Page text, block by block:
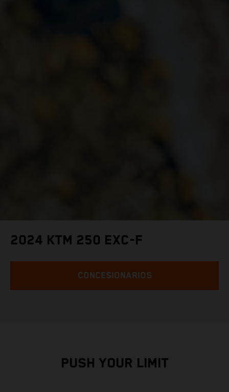
2024 KTM 250 EXC-F
CONCESIONARIOS
PUSH YOUR LIMIT